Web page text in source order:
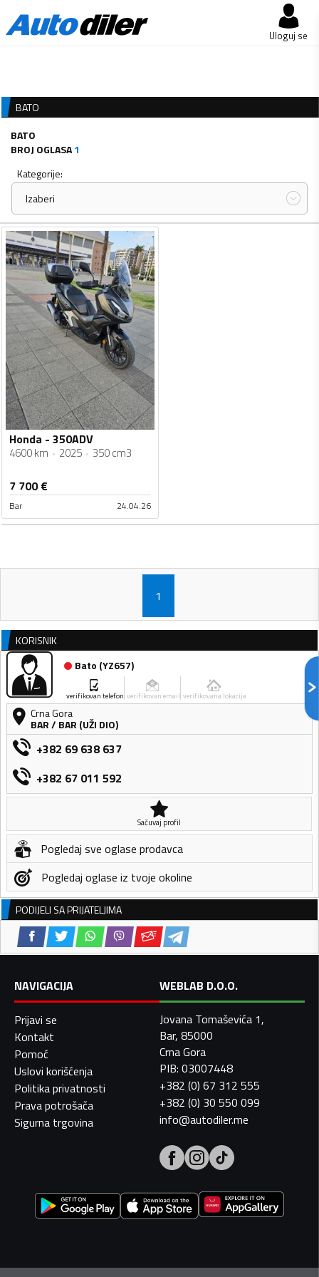
Uloguj se
BATO
BATO
BROJ OGLASA1
Kategorije:
Izaberi
Honda - 350ADV
4600 km 2025 350 cm3
7 700€
Bar 24.04.26
1
KORISNIK
Bato (YZ657)
verifikovan telefon verifikovan email verifikovana lokacija
Crna Gora
BAR/ BAR (UŽI DIO)
+382 69 638 637
+382 67 011 592
Sačuvaj profil
Pogledaj sve oglase prodavca
Pogledaj oglase iz tvoje okoline
PODIJELI SA PRIJATELJIMA
NAVIGACIJA
Prijavi se
Kontakt
Pomoć
Uslovi korišćenja
Politika privatnosti
Prava potrošača
Sigurna trgovina
WEBLAB D.O.O.
Jovana Tomaševića 1,
Bar, 85000
Crna Gora
PIB: 03007448
+382 (0) 67 312 555
+382 (0) 30 550 099
info@autodiler.me